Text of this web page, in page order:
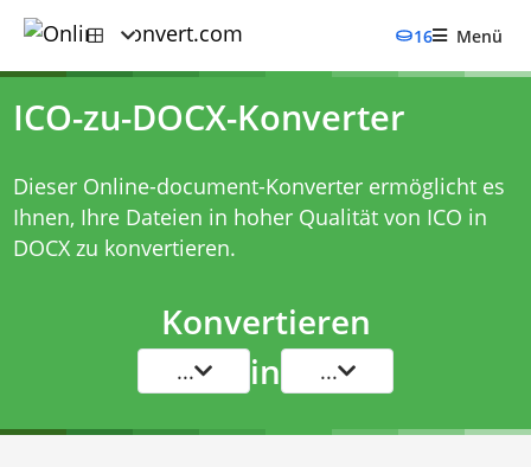
16 Menü
ICO-zu-DOCX-Konverter
Dieser Online-document-Konverter ermöglicht es
Ihnen, Ihre Dateien in hoher Qualität von ICO in
DOCX zu konvertieren.
Konvertieren
... in ...